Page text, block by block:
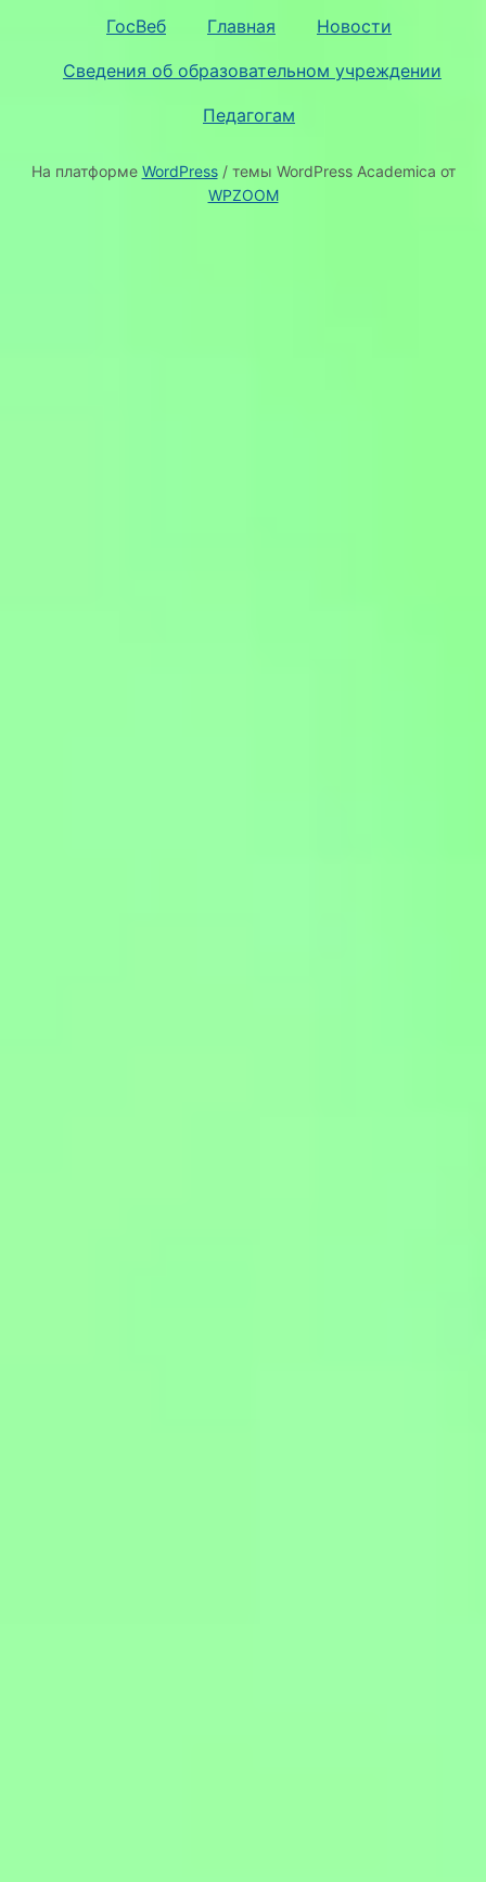
ГосВеб Главная Новости
Сведения об образовательном учреждении
Педагогам
На платформе WordPress/ темы WordPress Academica от
WPZOOM